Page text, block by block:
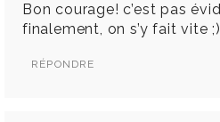
Bon courage! c’est pas
finalement, on s’y fait vite ;)
RÉPONDRE